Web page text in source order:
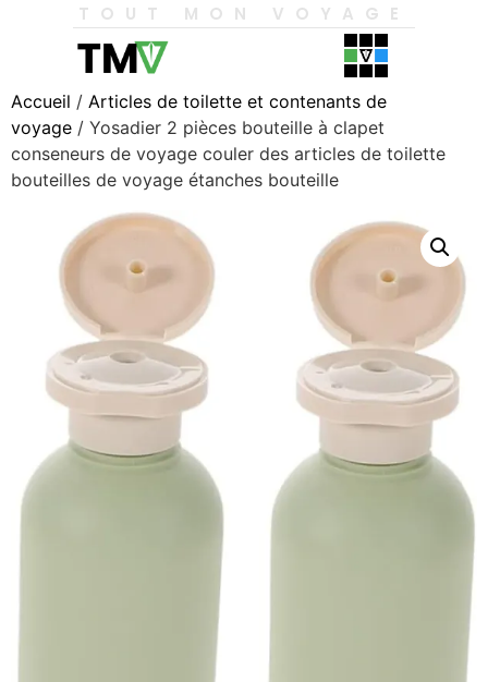
TOUT MON VOYAGE
Accueil / Articles de toilette et contenants de
voyage / Yosadier 2 pièces bouteille à clapet
conseneurs de voyage couler des articles de toilette
bouteilles de voyage étanches bouteille